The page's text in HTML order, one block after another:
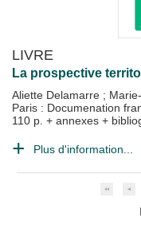
LIVRE
La prospective
Aliette Delamarre ;
Paris : Documenation
110 p. + annexes +
Plus d'information...